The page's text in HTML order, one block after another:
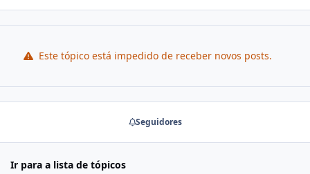
Este tópico está impedido de receber novos posts.
Seguidores
Ir para a lista de tópicos